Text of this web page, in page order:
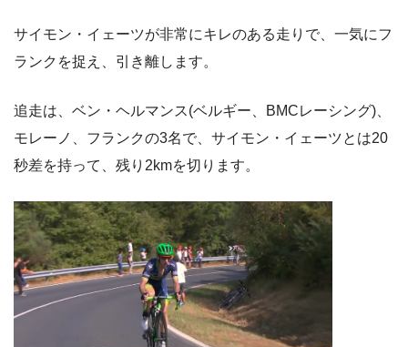
サイモン・イェーツが非常にキレのある走りで、一気にフ
ランクを捉え、引き離します。
追走は、ベン・ヘルマンス(ベルギー、BMCレーシング)、
モレーノ、フランクの3名で、サイモン・イェーツとは20
秒差を持って、残り2kmを切ります。